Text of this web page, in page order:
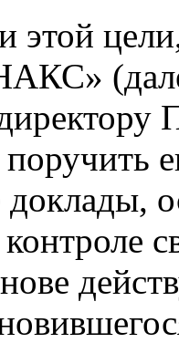
этой
доклады,